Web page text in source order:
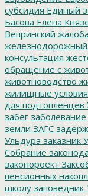
субсидия Единый
Басова Елена
Вепринский жалоба
железнодорожный
консультация
обращение с
животноводство
жилищные условия
для подтопленцев
забег заболевание
земли ЗАГС
Ульдура заказник
Собрание
законороект
пенсионных
школу заповедник